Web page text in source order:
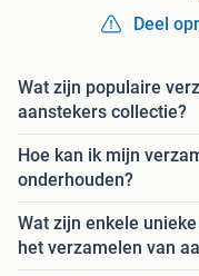
Deel
Wat zijn populaire
aanstekers collectie?
Hoe kan ik mijn
onderhouden?
Wat zijn enkele
het verzamelen van